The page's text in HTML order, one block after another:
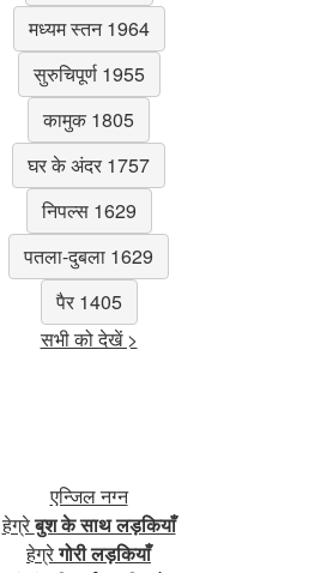
मध्यम स्तन 1964
सुरुचिपूर्ण 1955
कामुक 1805
घर के अंदर 1757
निपल्स 1629
पतला-दुबला 1629
पैर 1405
सभी को देखें >
एन्जिल नग्न
हेग्रेबुश के साथ लड़कियाँ
हेग्रेगोरी लड़कियाँ